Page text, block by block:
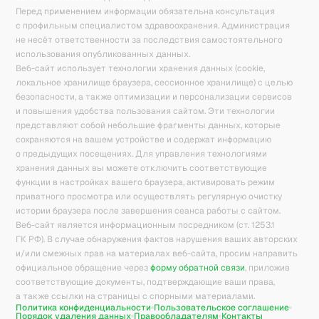
Перед применением информации обязательна консультация
с профильным специалистом здравоохранения. Администрация
не несёт ответственности за последствия самостоятельного
использования опубликованных данных.
Веб-сайт использует технологии хранения данных (cookie,
локальное хранилище браузера, сессионное хранилище) с целью
безопасности, а также оптимизации и персонализации сервисов
и повышения удобства пользования сайтом. Эти технологии
представляют собой небольшие фрагменты данных, которые
сохраняются на вашем устройстве и содержат информацию
о предыдущих посещениях. Для управления технологиями
хранения данных вы можете отключить соответствующие
функции в настройках вашего браузера, активировать режим
приватного просмотра или осуществлять регулярную очистку
истории браузера после завершения сеанса работы с сайтом.
Веб-сайт является информационным посредником (ст. 1253.1
ГК РФ). В случае обнаружения фактов нарушения ваших авторских
и/или смежных прав на материалах веб-сайта, просим направить
официальное обращение через форму обратной связи, приложив
соответствующие документы, подтверждающие ваши права,
а также ссылки на страницы с спорными материалами.
Политика конфиденциальности Пользовательское соглашение
Порядок удаления данных Правообладателям Контакты